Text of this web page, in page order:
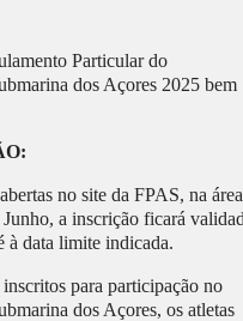
Particular do
dos Açores 2025 bem
no site da FPAS, na área
a inscrição ficará
à data limite indicada.
para participação no
dos Açores, os atletas